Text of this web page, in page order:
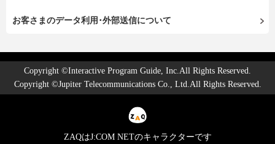
お客さまのデータ利用･外部送信について
Copyright ©Interactive Program Guide, Inc.All Rights Reserved.
Copyright ©Jupiter Telecommunications Co., Ltd.All Rights Reserved.
ZAQはJ:COM NETのキャラクターです